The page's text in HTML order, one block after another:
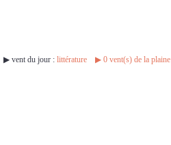
▶︎ vent du jour :littérature ▶︎ 0 vent(s) de la plaine